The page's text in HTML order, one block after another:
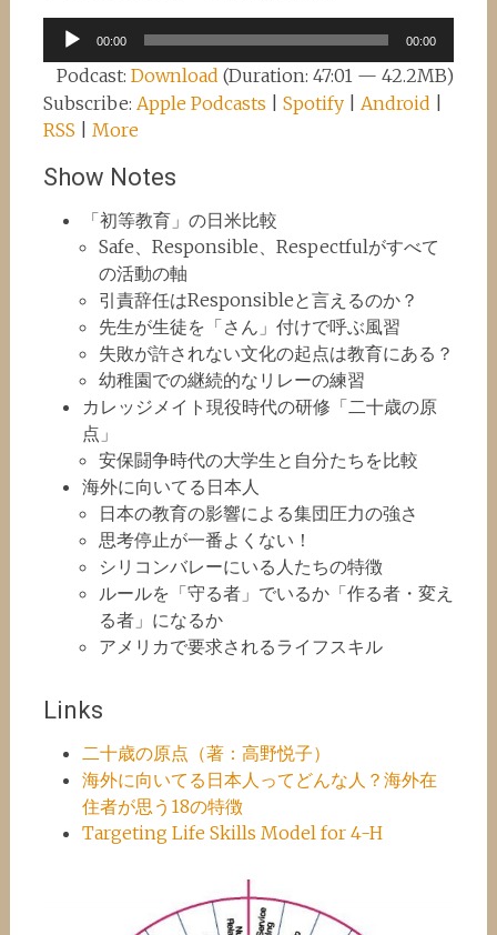
Audio
Player
00:00 00:00
Podcast:Download (Duration: 47:01 — 42.2MB)
Subscribe: Apple Podcasts Spotify| Android
RSS
More
Show Notes
「初等教育」の日米比較
Safe、Responsible、Respectfulがすべて
の活動の軸
引責辞任はResponsibleと言えるのか？
先生が生徒を「さん」付けで呼ぶ風習
失敗が許されない文化の起点は教育にある？
幼稚園での継続的なリレーの練習
カレッジメイト現役時代の研修「二十歳の原
点」
安保闘争時代の大学生と自分たちを比較
海外に向いてる日本人
日本の教育の影響による集団圧力の強さ
思考停止が一番よくない！
シリコンバレーにいる人たちの特徴
ルールを「守る者」でいるか「作る者・変え
る者」になるか
アメリカで要求されるライフスキル
Links
二十歳の原点（著：高野悦子）
海外に向いてる日本人ってどんな人？海外在
住者が思う18の特徴
Targeting Life Skills Model for 4-H